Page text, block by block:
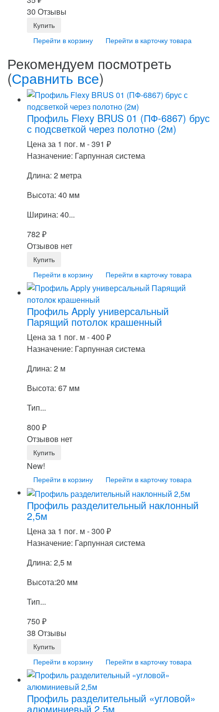
30 Отзывы
Перейти в корзину Перейти в карточку товара
Рекомендуем посмотреть
(Сравнить все)
Профиль Flexy BRUS 01 (ПФ-6867) брус
с подсветкой через полотно (2м)
Цена за 1 пог. м -391 ₽
Назначение: Гарпунная система
Длина: 2 метра
Высота: 40 мм
Ширина: 40...
782₽
Отзывов нет
Перейти в корзину Перейти в карточку товара
Профиль Apply универсальный
Парящий потолок крашенный
Цена за 1 пог. м -400 ₽
Назначение: Гарпунная система
Длина: 2 м
Высота: 67 мм
Тип...
800 ₽
Отзывов нет
New!
Перейти в корзину Перейти в карточку товара
Профиль разделительный наклонный
2,5м
Цена за 1 пог. м -300 ₽
Назначение: Гарпунная система
Длина: 2,5 м
Высота:20 мм
Тип...
750 ₽
38 Отзывы
Перейти в корзину Перейти в карточку товара
Профиль разделительный «угловой»
алюминиевый 2,5м